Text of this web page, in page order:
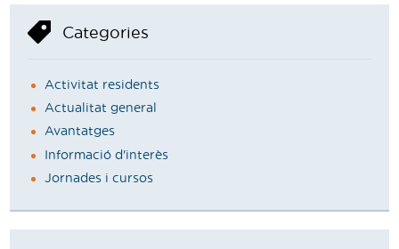
Categories
Activitat residents
Actualitat general
Avantatges
Informació d'interès
Jornades i cursos